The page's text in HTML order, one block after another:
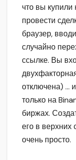
что вы
провести
браузер,
случайно
ссылке. Вы
отключена) …
только на
биржах.
его в верхних
очень просто.